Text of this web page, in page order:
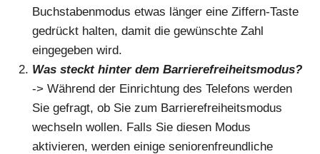
Buchstabenmodus etwas länger eine Ziffern-Taste
gedrückt halten, damit die gewünschte Zahl
eingegeben wird.
Was steckt hinter dem Barrierefreiheitsmodus?
-> Während der Einrichtung des Telefons werden
Sie gefragt, ob Sie zum Barrierefreiheitsmodus
wechseln wollen. Falls Sie diesen Modus
aktivieren, werden einige seniorenfreundliche